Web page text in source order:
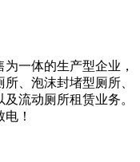
一体的生产型企业，
、泡沫封堵型厕所、
及流动厕所租赁业务。
！